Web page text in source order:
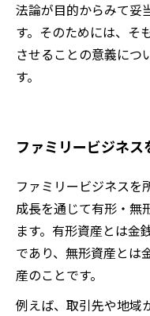
法論が目的からみて妥
す。そのためには、そ
させることの意義につ
す。
ファミリービジネ
ファミリービジネスを
成長を通じて有形・無
ます。有形資産とは金
であり、無形資産とは
産のことです。
例えば、取引先や地域